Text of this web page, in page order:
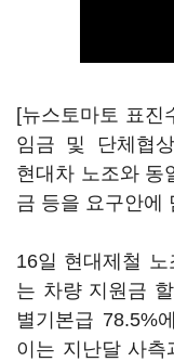
[뉴스토마토 표진
임금 및 단체협
현대차 노조와 동
금 등을 요구안에
16일 현대제철 노
는 차량 지원금
별기본급 78.5%
이는 지난달 사